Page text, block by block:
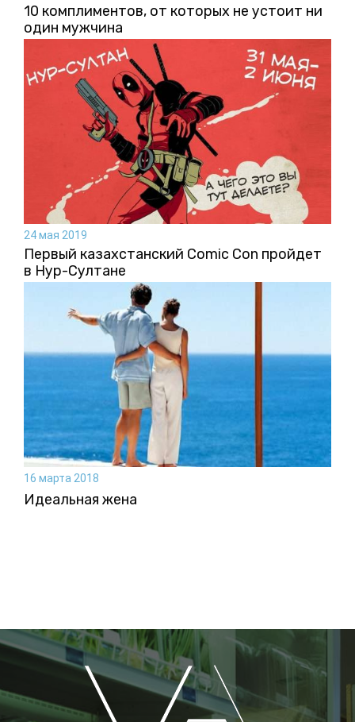
10 комплиментов, от которых не устоит ни
один мужчина
24 мая 2019
Первый казахстанский Comic Con пройдет
в Нур-Султане
16 марта 2018
Идеальная жена